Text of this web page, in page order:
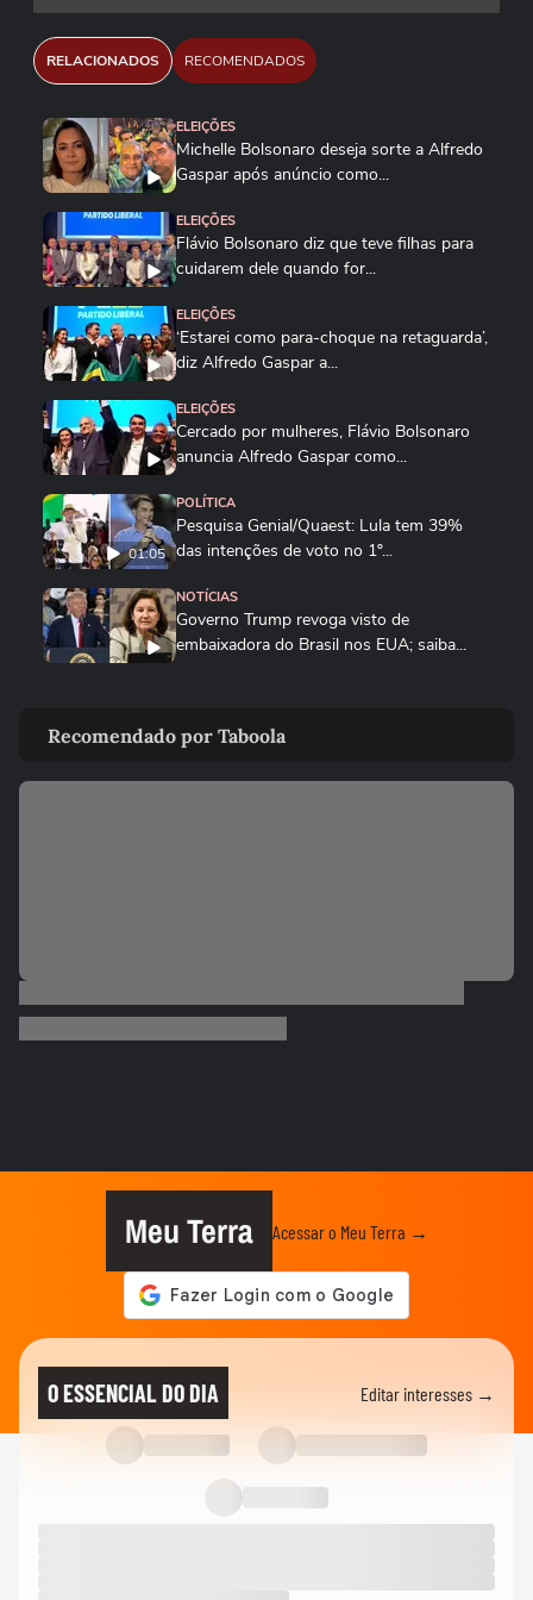
RELACIONADOS RECOMENDADOS
ELEIÇÕES
Michelle Bolsonaro deseja sorte a Alfredo
Gaspar após anúncio como...
ELEIÇÕES
Flávio Bolsonaro diz que teve filhas para
cuidarem dele quando for...
ELEIÇÕES
‘Estarei como para-choque na retaguarda’,
diz Alfredo Gaspar a...
ELEIÇÕES
Cercado por mulheres, Flávio Bolsonaro
anuncia Alfredo Gaspar como...
01:05
POLÍTICA
Pesquisa Genial/Quaest: Lula tem 39%
das intenções de voto no 1º...
NOTÍCIAS
Governo Trump revoga visto de
embaixadora do Brasil nos EUA; saiba...
senador ser confirmado como vice...
ELEIÇÕES
começar a campanha nos...
De olho na Presidência, Zema anuncia
mudança de BH para São Paulo:...
Pesquisa BTG-Nexus: Lula tem 41% e
Flávio Bolsonaro, 37%, no 1º turno
4 pontos que marcaram a convenção do
PT que oficializou Lula como...
Recomendado por Taboola
Meu Terra Acessar o Meu Terra →
O ESSENCIAL DO DIA Editar interesses →